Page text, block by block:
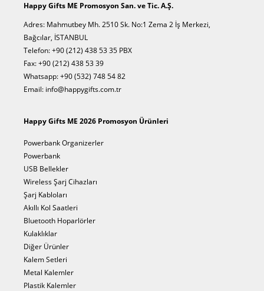
Happy Gifts ME Promosyon San. ve Tic. A.Ş.
Adres: Mahmutbey Mh. 2510 Sk. No:1 Zema 2 İş Merkezi,
Bağcılar, İSTANBUL
Telefon: +90 (212) 438 53 35 PBX
Fax: +90 (212) 438 53 39
Whatsapp: +90 (532) 748 54 82
Email: info@happygifts.com.tr
Happy Gifts ME 2026 Promosyon Ürünleri
Powerbank Organizerler
Powerbank
USB Bellekler
Wireless Şarj Cihazları
Şarj Kabloları
Akıllı Kol Saatleri
Bluetooth Hoparlörler
Kulaklıklar
Diğer Ürünler
Kalem Setleri
Metal Kalemler
Plastik Kalemler